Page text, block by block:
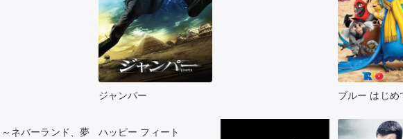
ジャンパー ブルー はじめ
ネバーランド、夢
ハッピー フィート